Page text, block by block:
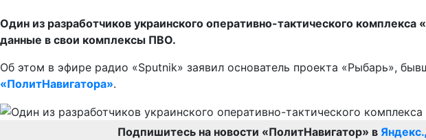
Один из разработчиков украинского оперативно-тактического
данные в свои комплексы ПВО.
Об этом в эфире радио «Sputnik» заявил основатель проекта «Рыбарь»,
«ПолитНавигатора».
Подпишитесь на новости «ПолитНавигатор» в